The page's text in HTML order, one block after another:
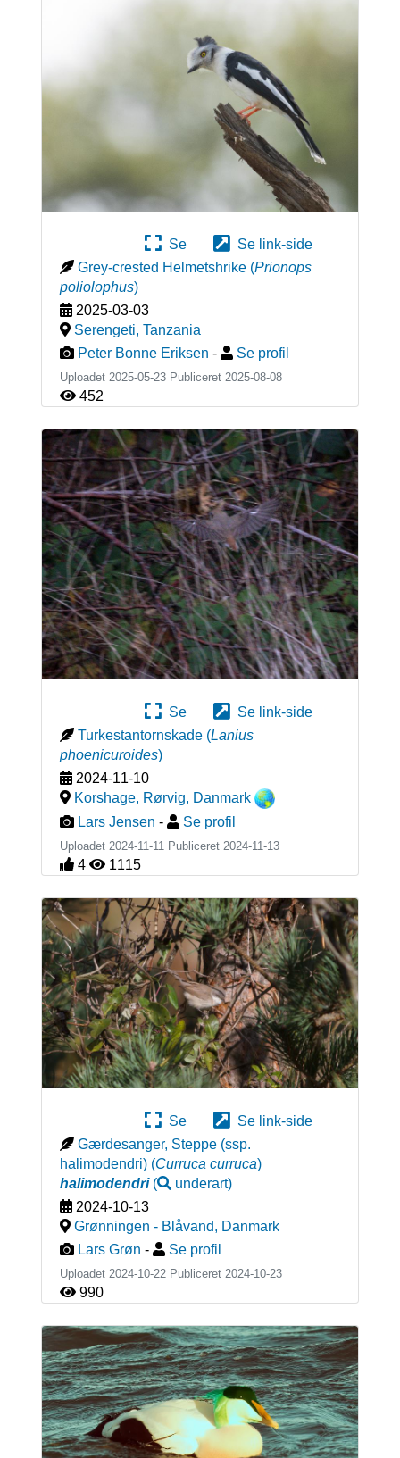
Se
Se link-side
Grey-crested Helmetshrike (Prionops
poliolophus)
2025-03-03
Serengeti, Tanzania
Peter Bonne Eriksen - Se profil
Uploadet 2025-05-23 Publiceret 2025-08-08
452
Se
Se link-side
Turkestantornskade (Lanius
phoenicuroides)
2024-11-10
Korshage, Rørvig, Danmark
Lars Jensen - Se profil
Uploadet 2024-11-11 Publiceret 2024-11-13
4 1115
Se
Se link-side
Gærdesanger, Steppe (ssp.
halimodendri) (Curruca curruca)
halimodendri( underart)
2024-10-13
Grønningen - Blåvand, Danmark
Lars Grøn - Se profil
Uploadet 2024-10-22 Publiceret 2024-10-23
990